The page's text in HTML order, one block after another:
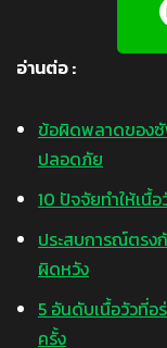
อ่านต่อ :
ข้อผิดพลาดของซั
ปลอดภัย
10 ปัจจัยทำให้เนื้
ประสบการณ์ตรง
ผิดหวัง
5 อันดับเนื้อวัวที่อ
ครั้ง